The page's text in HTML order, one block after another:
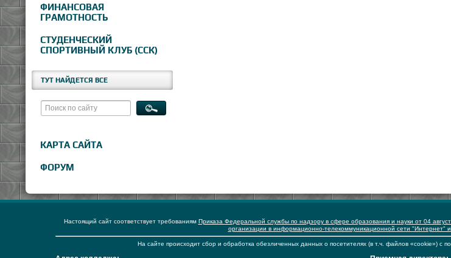
ФИНАНСОВАЯ
ГРАМОТНОСТЬ
СТУДЕНЧЕСКИЙ
СПОРТИВНЫЙ КЛУБ (ССК)
ТУТ НАЙДЕТСЯ ВСЕ
КАРТА САЙТА
ФОРУМ
Настоящий сайт соответствует требованиям Приказа Федеральной службы по надзору в сфере образования и науки от 04
организации в информационно-телекоммуникационной сети
На сайте происходит сбор и обработка обезличенных данных о посетителях (в т.ч. файлов «cookie») с